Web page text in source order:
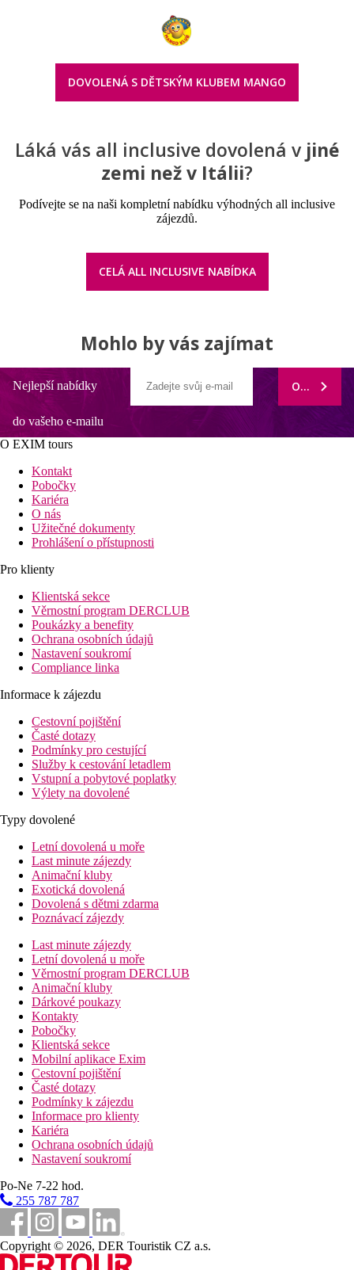
DOVOLENÁ S DĚTSKÝM KLUBEM MANGO
Láká vás all inclusive dovolená vjiné
zemi než v Itálii?
Podívejte se na naši kompletní nabídku výhodných all inclusive
zájezdů.
CELÁ ALL INCLUSIVE NABÍDKA
Mohlo by vás zajímat
Nejlepší nabídky
do vašeho e-mailu
ODEBÍRAT
O EXIM tours
Kontakt
Pobočky
Kariéra
O nás
Užitečné dokumenty
Prohlášení o přístupnosti
Pro klienty
Klientská sekce
Věrnostní program DERCLUB
Poukázky a benefity
Ochrana osobních údajů
Nastavení soukromí
Compliance linka
Informace k zájezdu
Cestovní pojištění
Časté dotazy
Podmínky pro cestující
Služby k cestování letadlem
Vstupní a pobytové poplatky
Výlety na dovolené
Typy dovolené
Letní dovolená u moře
Last minute zájezdy
Animační kluby
Exotická dovolená
Dovolená s dětmi zdarma
Poznávací zájezdy
Last minute zájezdy
Letní dovolená u moře
Věrnostní program DERCLUB
Animační kluby
Dárkové poukazy
Kontakty
Pobočky
Klientská sekce
Mobilní aplikace Exim
Cestovní pojištění
Časté dotazy
Podmínky k zájezdu
Informace pro klienty
Kariéra
Ochrana osobních údajů
Nastavení soukromí
Po-Ne 7-22 hod.
255 787 787
Copyright © 2026, DER Touristik CZ a.s.